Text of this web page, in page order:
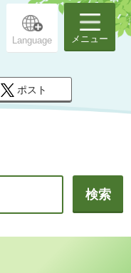
Language メニュー
ポスト